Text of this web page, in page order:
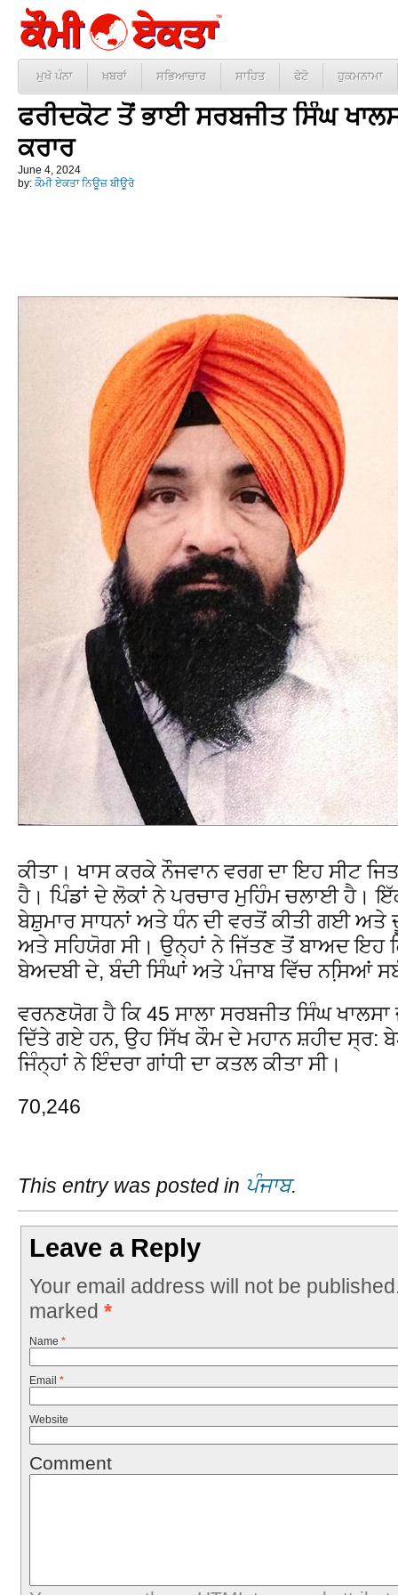
ਮੁਖੱ ਪੰਨਾ ਖ਼ਬਰਾਂ ਸਭਿਆਚਾਰ ਸਾਹਿਤ ਫੋਟੋ ਹੁਕਮਨਾਮਾ
ਫਰੀਦਕੋਟ ਤੋਂ ਭਾਈ ਸਰਬਜੀਤ ਸਿੰਘ
ਕਰਾਰ
June 4, 2024
by: ਕੌਮੀ ਏਕਤਾ ਨਿਊਜ਼ ਬੀਊਰੋ
ਕੀਤਾ। ਖਾਸ ਕਰਕੇ ਨੌਜਵਾਨ ਵਰਗ ਦਾ ਇਹ ਸੀਟ
ਹੈ। ਪਿੰਡਾਂ ਦੇ ਲੋਕਾਂ ਨੇ ਪਰਚਾਰ ਮੁਹਿੰਮ ਚਲਾਈ ਹੈ।
ਬੇਸ਼ੁਮਾਰ ਸਾਧਨਾਂ ਅਤੇ ਧੰਨ ਦੀ ਵਰਤੋਂ ਕੀਤੀ ਗਈ ਅਤੇ
ਅਤੇ ਸਹਿਯੋਗ ਸੀ। ਉਨ੍ਹਾਂ ਨੇ ਜਿੱਤਣ ਤੋਂ ਬਾਅਦ ਇਹ
ਬੇਅਦਬੀ ਦੇ, ਬੰਦੀ ਸਿੰਘਾਂ ਅਤੇ ਪੰਜਾਬ ਵਿੱਚ ਨਸਿ਼ਆਂ
ਵਰਨਣਯੋਗ ਹੈ ਕਿ 45 ਸਾਲਾ ਸਰਬਜੀਤ ਸਿੰਘ
ਦਿੱਤੇ ਗਏ ਹਨ, ਉਹ ਸਿੱਖ ਕੌਮ ਦੇ ਮਹਾਨ ਸ਼ਹੀਦ ਸ੍ਰ:
ਜਿੰਨ੍ਹਾਂ ਨੇ ਇੰਦਰਾ ਗਾਂਧੀ ਦਾ ਕਤਲ ਕੀਤਾ ਸੀ।
70,246
This entry was posted in ਪੰਜਾਬ.
Leave a Reply
Your email address will not be
marked *
Name *
Email *
Website
Comment